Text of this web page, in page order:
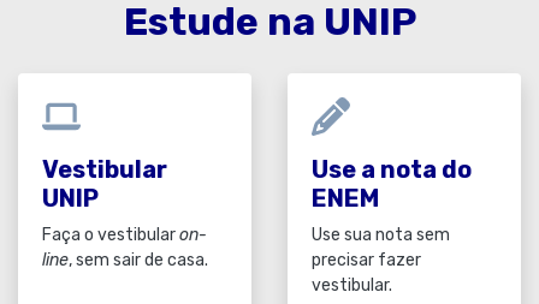
Estude na UNIP
Vestibular
UNIP
Faça o vestibularon-
line, sem sair de casa.
Use a nota do
ENEM
Use sua nota sem
precisar fazer
vestibular.